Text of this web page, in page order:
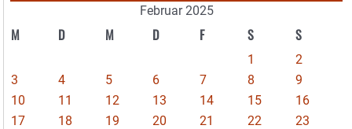
Februar 2025
M D M D F S S
1
2
3
4 5 6 7 8
9
10
11 12 13 14 15
16
17
18 19 20 21 22
23